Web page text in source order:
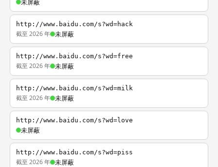
未屏蔽
http://www.baidu.com/s?wd=hack
截至 2026 年 未屏蔽
http://www.baidu.com/s?wd=free
截至 2026 年 未屏蔽
http://www.baidu.com/s?wd=milk
截至 2026 年 未屏蔽
http://www.baidu.com/s?wd=love
未屏蔽
http://www.baidu.com/s?wd=piss
截至 2026 年 未屏蔽